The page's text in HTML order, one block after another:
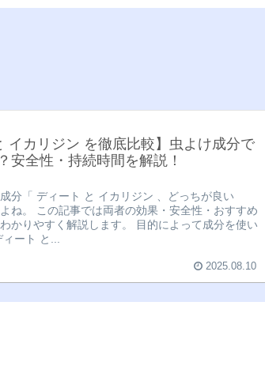
イカリジン を徹底比較】虫よけ成分で
安全性・持続時間を解説！
分「 ディート と イカリジン 、どっちが良い
ね。 この記事では両者の効果・安全性・おすすめ
かりやすく解説します。 目的によって成分を使い
ート と...
2025.08.10